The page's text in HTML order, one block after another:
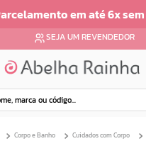
sem juros
SEJA UM REVENDEDOR
marca ou código...
Corpo e Banho Cuidados com Corpo